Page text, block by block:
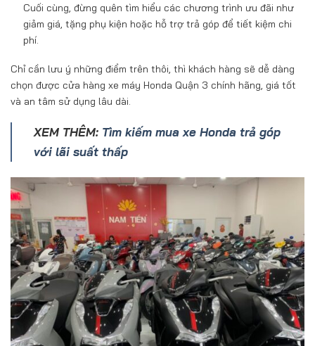
Cuối cùng, đừng quên tìm hiểu các chương trình ưu đãi như
giảm giá, tặng phụ kiện hoặc hỗ trợ trả góp để tiết kiệm chi
phí.
Chỉ cần lưu ý những điểm trên thôi, thì khách hàng sẽ dễ dàng
chọn được cửa hàng xe máy Honda Quận 3 chính hãng, giá tốt
và an tâm sử dụng lâu dài.
XEM THÊM: Tìm kiếm mua xe Honda trả góp
với lãi suất thấp